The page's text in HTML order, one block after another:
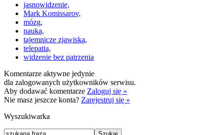
jasnowidzenie,
Mark Komissarov,
mózg,
nauka,
tajemnicze zjawiska,
telepatia,
widzenie bez patrzenia
Komentarze aktywne jedynie
dla zalogowanych użytkowników serwisu.
Aby dodawać komentarze Zaloguj się »
Nie masz jeszcze konta? Zarejestruj się »
Wyszukiwarka